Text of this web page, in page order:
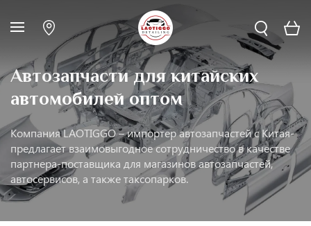
Автозапчасти для китайских
автомобилей оптом
Компания LAOTIGGO – импортер автозапчастей с Китая-
предлагает взаимовыгодное сотрудничество в качестве
партнера-поставщика для магазинов автозапчастей,
автосервисов, а также таксопарков.